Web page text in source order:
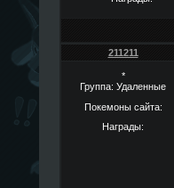
211211
*
Группа: Удаленные
Покемоны сайта:
Награды: